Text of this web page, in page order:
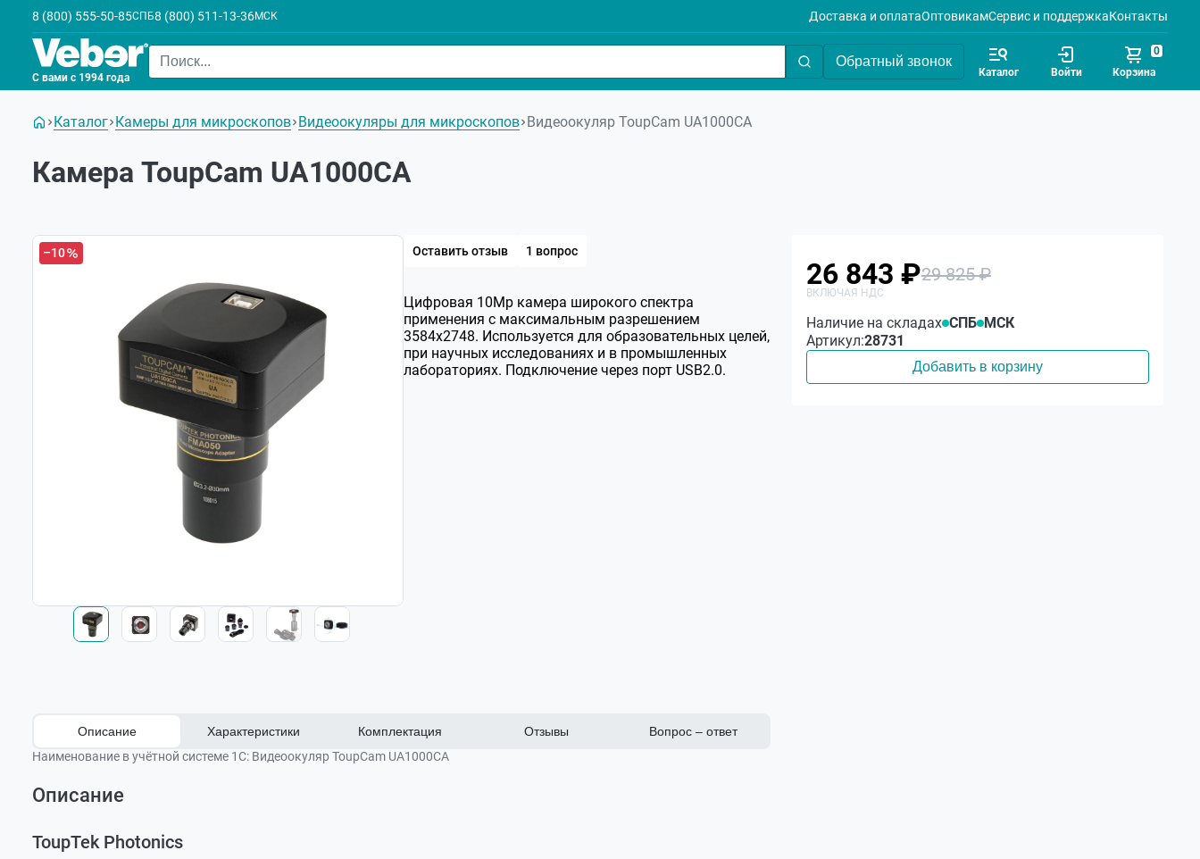
8 (800) 555-50-85СПБ8 (800) 511-13-36МСК Доставка и оплатаОптовикамСервис и поддержкаКонтакты
С вами с 1994 года
Обратный звонок
Каталог Войти Корзина
0
Каталог Камеры для микроскопов Видеоокуляры для микроскопов Видеоокуляр ToupCam UA1000CA
Камера ToupCam UA1000CA
–10 Оставить отзыв 1 вопрос
Цифровая 10Мр камера широкого спектра
применения с максимальным разрешением
3584x2748. Используется для образовательных целей,
при научных исследованиях и в промышленных
лабораториях. Подключение через порт USB2.0.
Описание Характеристики Комплектация Отзывы
Вопрос – ответ
Наименование в учётной системе 1С: Видеоокуляр ToupCam UA1000CA
Описание
ToupTek Photonics
Камера ToupCam UA1000CA
Камера ToupCam UA1000CA
Оптический адаптер 0.5х FMA050 C-mount / 23.2 мм
Оставить отзыв
Задать вопрос
26 843 ₽29 825 ₽
Наличие на складах СПБ МСК
Артикул:28731
Добавить в корзину